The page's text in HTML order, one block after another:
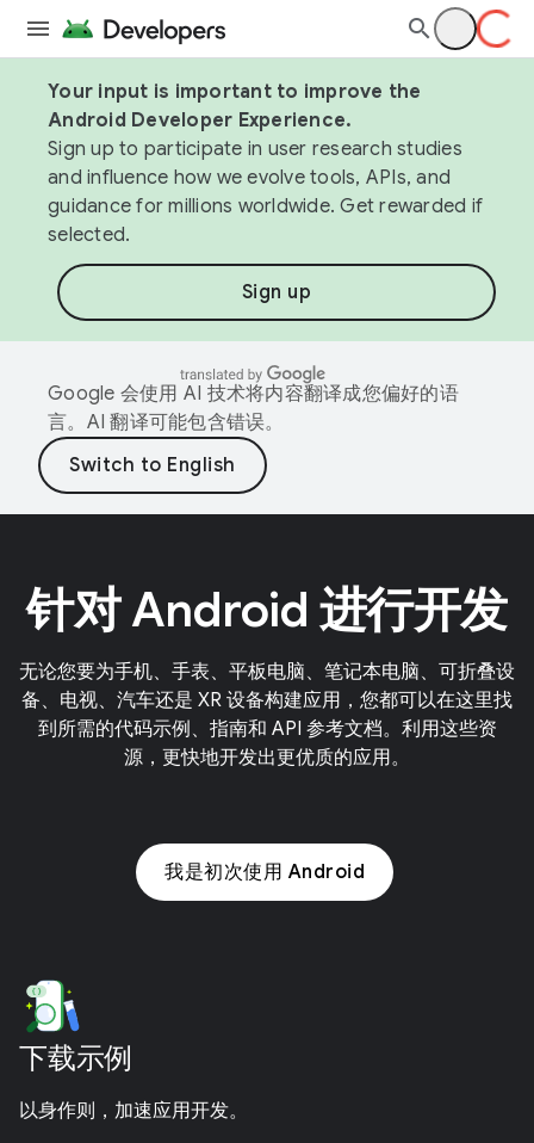
Your input is important to improve the
Android Developer Experience.
Sign up to participate in user research studies
and influence how we evolve tools, APIs, and
guidance for millions worldwide. Get rewarded if
selected.
Sign up
Google 会使用 AI 技术将内容翻译成您偏好的语
言。AI 翻译可能包含错误。
针对 Android 进行开发
无论您要为手机、手表、平板电脑、笔记本电脑、可折叠设
备、电视、汽车还是 XR 设备构建应用，您都可以在这里找
到所需的代码示例、指南和 API 参考文档。利用这些资
源，更快地开发出更优质的应用。
我是初次使用 Android
下载示例
以身作则，加速应用开发。